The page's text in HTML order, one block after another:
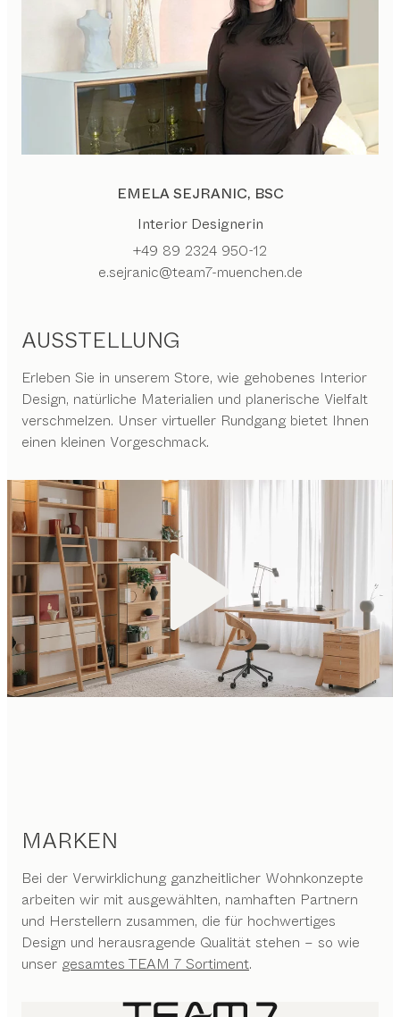
EMELA SEJRANIC, BSC
Interior Designerin
+49 89 2324 950-12
e.sejranic@team7-muenchen.de
AUSSTELLUNG
Erleben Sie in unserem Store, wie gehobenes Interior
Design, natürliche Materialien und planerische Vielfalt
verschmelzen. Unser virtueller Rundgang bietet Ihnen
einen kleinen Vorgeschmack.
MARKEN
Bei der Verwirklichung ganzheitlicher Wohnkonzepte
arbeiten wir mit ausgewählten, namhaften Partnern
und Herstellern zusammen, die für hochwertiges
Design und herausragende Qualität stehen – so wie
unser gesamtes TEAM 7 Sortiment.